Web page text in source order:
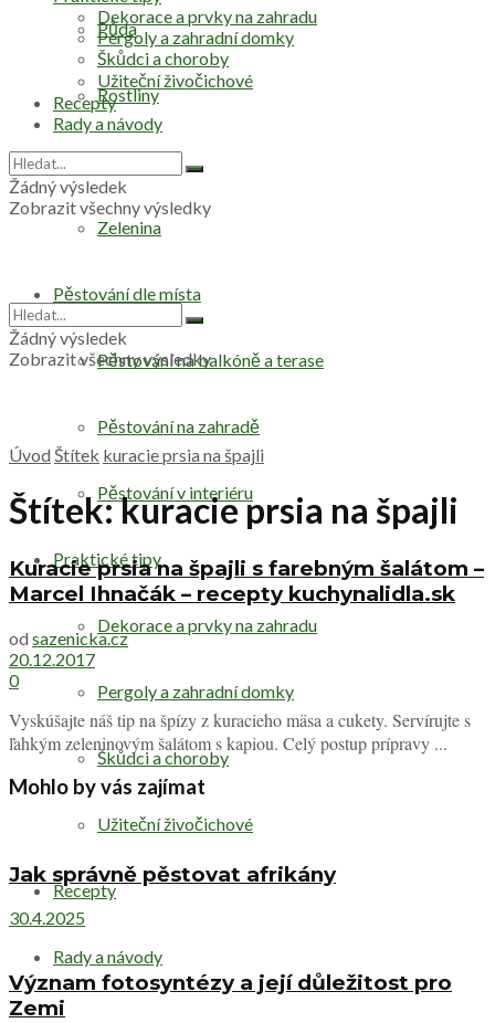
Půda
Rostliny
Zelenina
Pěstování dle místa
Pěstování na balkóně a terase
Pěstování na zahradě
Pěstování v interiéru
Praktické tipy
Dekorace a prvky na zahradu
Pergoly a zahradní domky
Škůdci a choroby
Užiteční živočichové
Recepty
Rady a návody
Dekorace a prvky na zahradu
Pergoly a zahradní domky
Škůdci a choroby
Užiteční živočichové
Recepty
Rady a návody
Žádný výsledek
Zobrazit všechny výsledky
Žádný výsledek
Zobrazit všechny výsledky
Úvod Štítek kuracie prsia na špajli
Štítek:kuracie prsia na špajli
Kuracie prsia na špajli s farebným šalátom –
Marcel Ihnačák – recepty kuchynalidla.sk
od sazenicka.cz
20.12.2017
0
Vyskúšajte náš tip na špízy z kuracieho mäsa a cukety. Servírujte s
ľahkým zeleninovým šalátom s kapiou. Celý postup prípravy ...
Mohlo by vás zajímat
Jak správně pěstovat afrikány
30.4.2025
Význam fotosyntézy a její důležitost pro
Zemi